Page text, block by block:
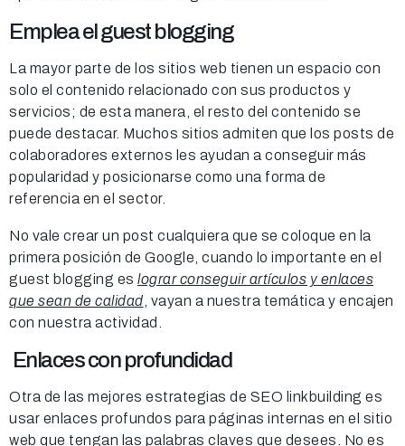
Emplea el guest blogging
La mayor parte de los sitios web tienen un espacio con
solo el contenido relacionado con sus productos y
servicios; de esta manera, el resto del contenido se
puede destacar. Muchos sitios admiten que los posts de
colaboradores externos les ayudan a conseguir más
popularidad y posicionarse como una forma de
referencia en el sector.
No vale crear un post cualquiera que se coloque en la
primera posición de Google, cuando lo importante en el
guest blogging es lograr conseguir artículos y enlaces
que sean de calidad , vayan a nuestra temática y encajen
con nuestra actividad.
Enlaces con profundidad
Otra de las mejores estrategias de SEO linkbuilding es
usar enlaces profundos para páginas internas en el sitio
web que tengan las palabras claves que desees. No es